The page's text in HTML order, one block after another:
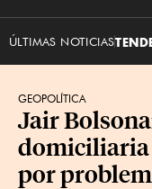
ÚLTIMAS NOTICIAS
GEOPOLÍTICA
Jair
domiciliaria
por